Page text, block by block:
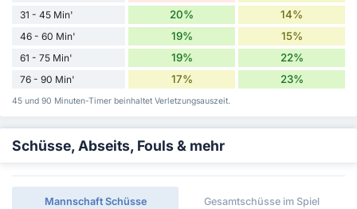
31 - 45 Min' 20% 14%
46 - 60 Min' 19% 15%
61 - 75 Min' 19% 22%
76 - 90 Min' 17% 23%
45 und 90 Minuten-Timer beinhaltet Verletzungsauszeit.
Schüsse, Abseits, Fouls & mehr
Mannschaft Schüsse Gesamtschüsse im Spiel